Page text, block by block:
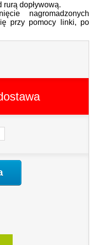
dopływową.
nagromadzonych
przy pomocy linki, po